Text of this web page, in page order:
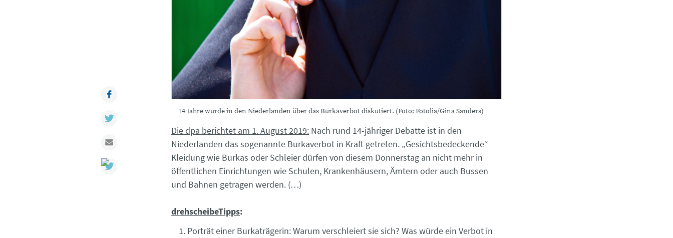
14 Jahre wurde in den Niederlanden über das Burkaverbot diskutiert. (Foto: Fotolia/Gina Sanders)
Die dpa berichtet am 1. August 2019: Nach rund 14-jähriger Debatte ist in den
Niederlanden das sogenannte Burkaverbot in Kraft getreten. „Gesichtsbedeckende“
Kleidung wie Burkas oder Schleier dürfen von diesem Donnerstag an nicht mehr in
öffentlichen Einrichtungen wie Schulen, Krankenhäusern, Ämtern oder auch Bussen
und Bahnen getragen werden. (…)
drehscheibeTipps:
Porträt einer Burkaträgerin: Warum verschleiert sie sich? Was würde ein Verbot in